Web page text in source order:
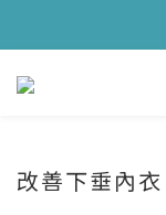
改善下垂內衣